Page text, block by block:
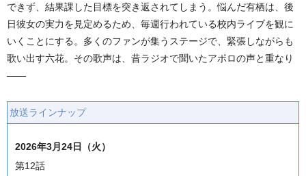
できず、結果課した目標を突き返されてしまう。悩んだ有栖は、後
日彼女の実力を見定めるため、毎週行われている校内ライブを観に
いくことにする。多くのファンが集うステージで、緊張しながらも
歌い出す六花。その歌声は、昔ラジオで聞いたアポロの声と重なり
——
放送ラインナップ
2026年3月24日（火）
第12話